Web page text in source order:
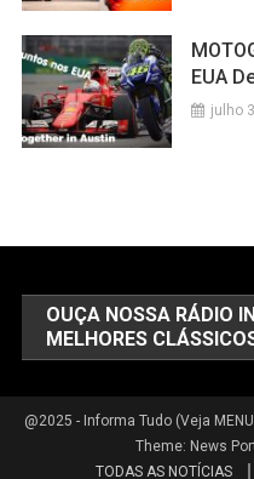
EUA
julho
OUÇA NOSSA RÁDIO
MELHORES
@2025 - Informa Tudo (Veja
Theme: News
TODAS AS NOTÍCIAS